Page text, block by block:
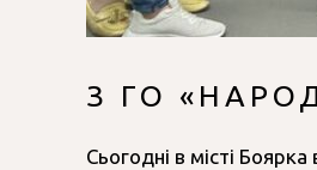
З ГО
Сьогодні в місті